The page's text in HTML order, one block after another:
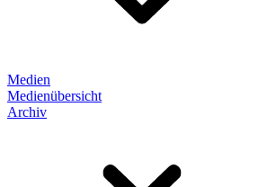
Medien
Medienübersicht
Archiv